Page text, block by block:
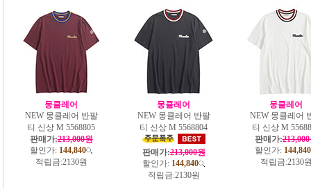
몽클레어
NEW 몽클레어 반팔
티 신상 M 5568805
판매가:213,000원
할인가: 144,840
적립금:2130원
몽클레어
NEW 몽클레어 반팔
티 신상 M 5568804
판매가:213,000원
할인가: 144,840
적립금:2130원
몽클레어
NEW 몽클레어
티 신상 M
판매가:
할인가: 144,840
적립금:2130